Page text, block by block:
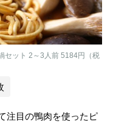
セット 2～3人前 5184円（税
注目の鴨肉を使ったピ